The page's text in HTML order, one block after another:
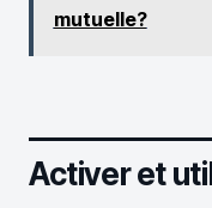
mutuelle?
Activer et